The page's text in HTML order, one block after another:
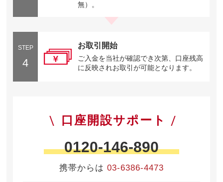
無）。
STEP
4
お取引開始
ご入金を当社が確認でき次第、口座残高
に反映されお取引が可能となります。
口座開設サポート
0120-146-890
携帯からは 03-6386-4473